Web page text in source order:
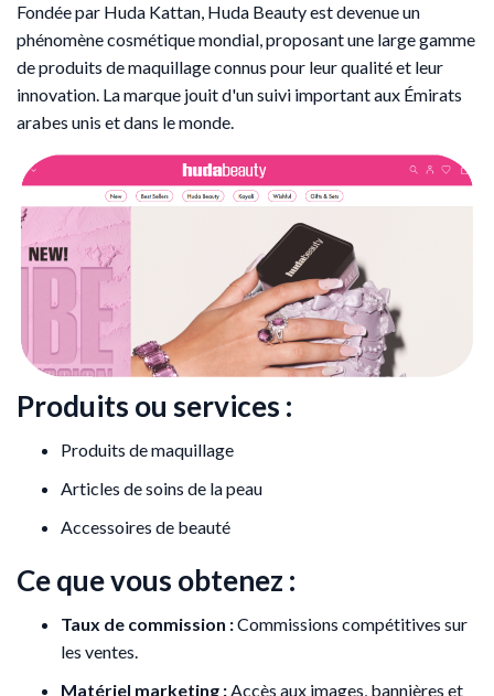
Fondée par Huda Kattan, Huda Beauty est devenue un
phénomène cosmétique mondial, proposant une large gamme
de produits de maquillage connus pour leur qualité et leur
innovation. La marque jouit d'un suivi important aux Émirats
arabes unis et dans le monde.
Produits ou services :
Produits de maquillage
Articles de soins de la peau
Accessoires de beauté
Ce que vous obtenez :
Taux de commission :Commissions compétitives sur
les ventes.
Matériel marketing :Accès aux images, bannières et